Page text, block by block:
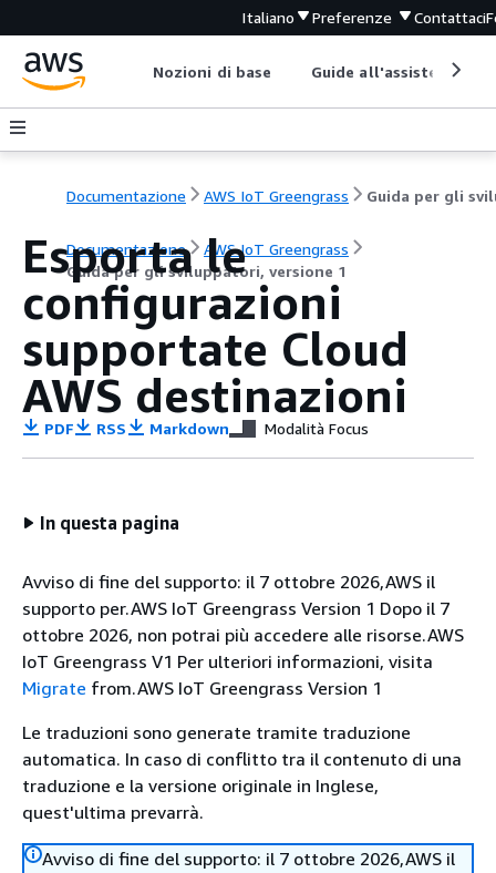
Italiano Preferenze Contattaci
Nozioni di base Guide all'assistenza
Documentazione AWS IoT Greengrass
Documentazione
AWS IoT Greengrass
Guida per gli sviluppatori, versione 1
Esporta le
configurazioni
supportate Cloud
AWS destinazioni
PDF RSS Markdown Modalità Focus
In questa pagina
Avviso di fine del supporto: il 7 ottobre 2026,AWS il
supporto per.AWS IoT Greengrass Version 1 Dopo il 7
ottobre 2026, non potrai più accedere alle risorse.AWS
IoT Greengrass V1 Per ulteriori informazioni, visita
Migrate from.AWS IoT Greengrass Version 1
Le traduzioni sono generate tramite traduzione
automatica. In caso di conflitto tra il contenuto di una
traduzione e la versione originale in Inglese,
quest'ultima prevarrà.
Avviso di fine del supporto: il 7 ottobre 2026,AWS il